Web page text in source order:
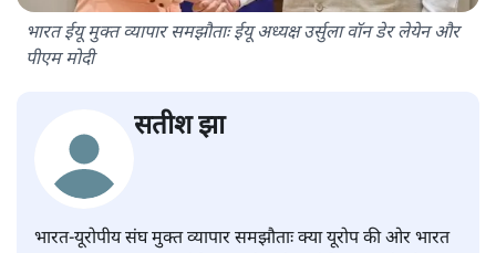
भारत ईयू मुक्त व्यापार समझौताः ईयू अध्यक्ष उर्सुला वॉन डेर लेयेन और
पीएम मोदी
सतीश झा
भारत-यूरोपीय संघ मुक्त व्यापार समझौताः क्या यूरोप की ओर भारत